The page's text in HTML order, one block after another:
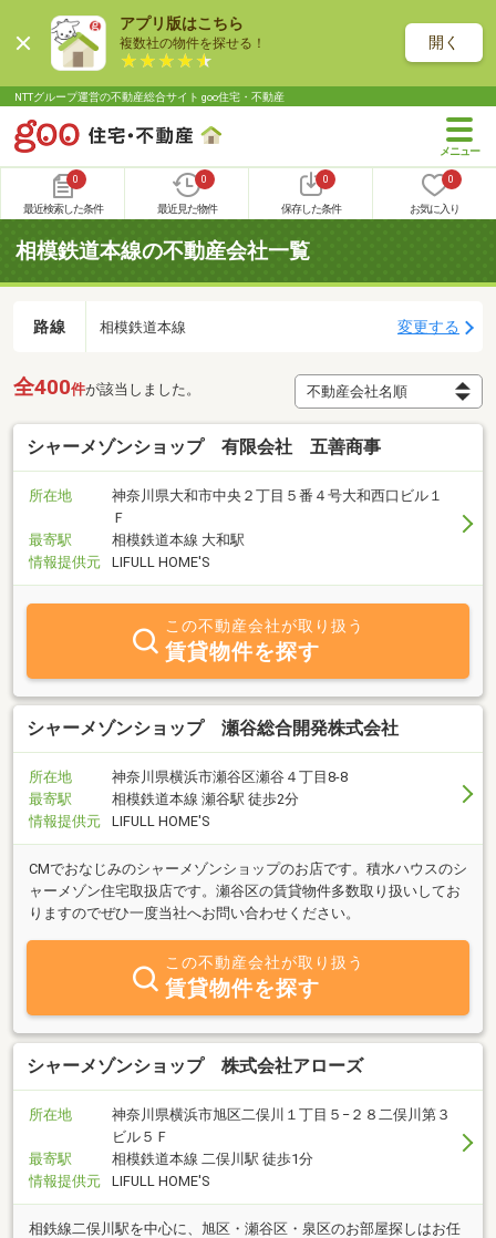
アプリ版はこちら
複数社の物件を探せる！ 開く
NTTグループ運営の不動産総合サイト goo住宅・不動産
0
最近検索した条件
0
最近見た物件
0
保存した条件
0
お気に入り
相模鉄道本線の不動産会社一覧
路線 相模鉄道本線 変更する
全400件が該当しました。
シャーメゾンショップ 有限会社 五善商事
所在地
神奈川県大和市中央２丁目５番４号大和西口ビル１
Ｆ
最寄駅
相模鉄道本線 大和駅
情報提供元
LIFULL HOME'S
この不動産会社が取り扱う
賃貸物件を探す
シャーメゾンショップ 瀬谷総合開発株式会社
所在地
神奈川県横浜市瀬谷区瀬谷４丁目8-8
最寄駅
相模鉄道本線 瀬谷駅 徒歩2分
情報提供元
LIFULL HOME'S
CMでおなじみのシャーメゾンショップのお店です。積水ハウスのシ
ャーメゾン住宅取扱店です。瀬谷区の賃貸物件多数取り扱いしてお
りますのでぜひ一度当社へお問い合わせください。
この不動産会社が取り扱う
賃貸物件を探す
シャーメゾンショップ 株式会社アローズ
所在地
神奈川県横浜市旭区二俣川１丁目５−２８二俣川第３
ビル５Ｆ
最寄駅
相模鉄道本線 二俣川駅 徒歩1分
情報提供元
LIFULL HOME'S
相鉄線二俣川駅を中心に、旭区・瀬谷区・泉区のお部屋探しはお任